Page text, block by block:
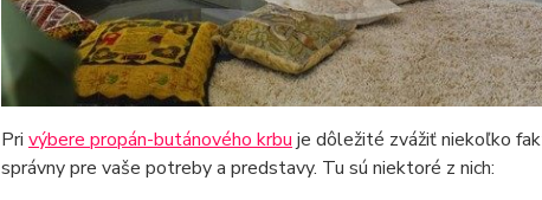
Pri výbere propán-butánového krbu je dôležité zvážiť niekoľko
správny pre vaše potreby a predstavy. Tu sú niektoré z nich: